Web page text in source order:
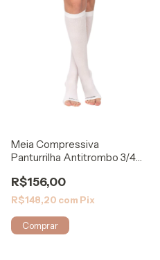
Meia Compressiva
Panturrilha Antitrombo 3/4
R$156,00
R$148,20 com Pix
Comprar